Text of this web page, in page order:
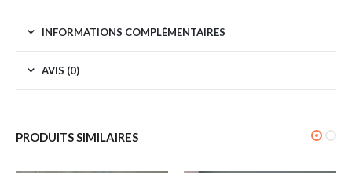
INFORMATIONS COMPLÉMENTAIRES
AVIS (0)
PRODUITS SIMILAIRES